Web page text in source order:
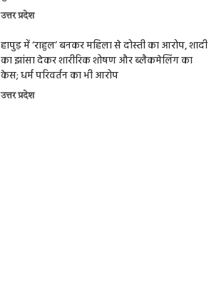
उत्तर प्रदेश
हापुड़ में ‘राहुल’ बनकर महिला से दोस्ती का आरोप, शादी
का झांसा देकर शारीरिक शोषण और ब्लैकमेलिंग का
केस; धर्म परिवर्तन का भी आरोप
उत्तर प्रदेश